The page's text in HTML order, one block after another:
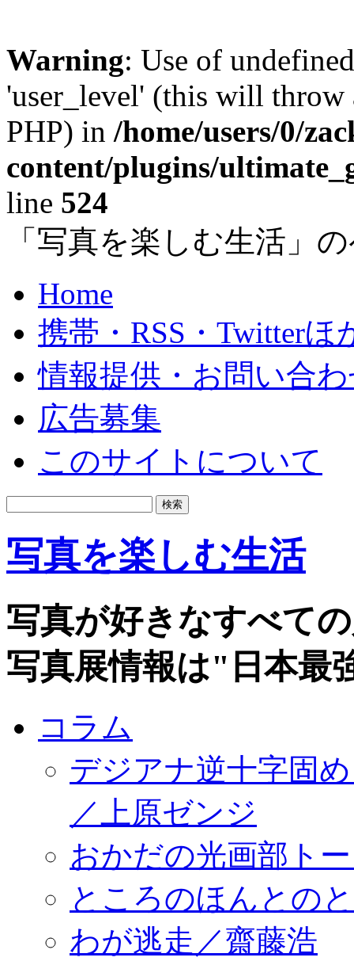
Warning: Use of
'user_level' (this will
PHP) in /home/users/0/
content/plugins/
line 524
「写真を楽しむ生活」
Home
携帯・RSS・Twitterほ
情報提供・お問い合
広告募集
このサイトについて
写真を楽しむ生活
写真が好きなすべて
写真展情報は"日本最
コラム
デジアナ逆十字固
／上原ゼンジ
おかだの光画部ト
ところのほんとの
わが逃走／齋藤浩